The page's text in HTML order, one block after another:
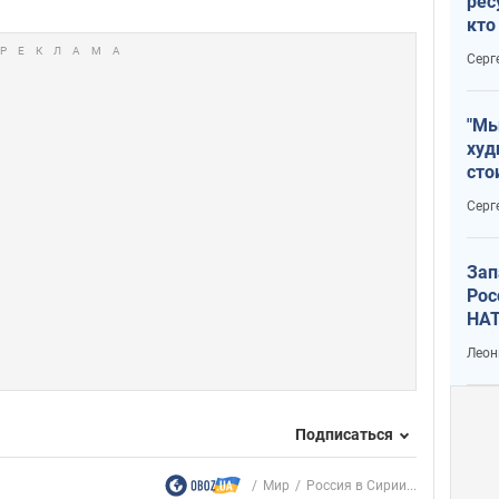
Подписаться
Мир Россия в Сирии...